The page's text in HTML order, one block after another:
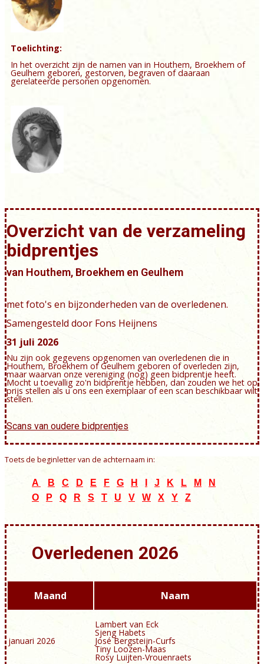
Toelichting:
In het overzicht zijn de namen van in Houthem, Broekhem of
Geulhem geboren, gestorven, begraven of daaraan
gerelateerde personen opgenomen.
Overzicht van de verzameling
bidprentjes
van Houthem, Broekhem en Geulhem
met foto's en bijzonderheden van de overledenen.
Samengesteld door Fons Heijnens
31 juli 2026
Nu zijn ook gegevens opgenomen van overledenen die in
Houthem, Broekhem of Geulhem geboren of overleden zijn,
maar waarvan onze vereniging (nog) geen bidprentje heeft.
Mocht u toevallig zo'n bidprentje hebben, dan zouden we het op
prijs stellen als u ons een exemplaar of een scan beschikbaar wilt
stellen.
Scans van oudere bidprentjes
Toets de beginletter van de achternaam in:
A B C D E F G H J K L M
N
O
P Q R S T U V W X Y Z
Overledenen 2026
Maand Naam
januari 2026
Lambert van Eck
Sjeng Habets
José Bergsteijn-Curfs
Tiny Loozen-Maas
Rosy Luijten-Vrouenraets